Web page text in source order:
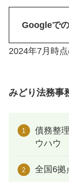
Googleで
2024年7月時
みどり法務事
債務整
ウハウ
全国6拠